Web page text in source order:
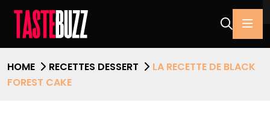
HOME RECETTES DESSERT
LA RECETTE DE BLACK
FOREST CAKE